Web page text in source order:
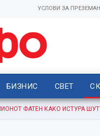
УСЛОВИ ЗА
БИЗНИС СВЕТ
ФАТЕН КАКО ИСТУРА ШУТ